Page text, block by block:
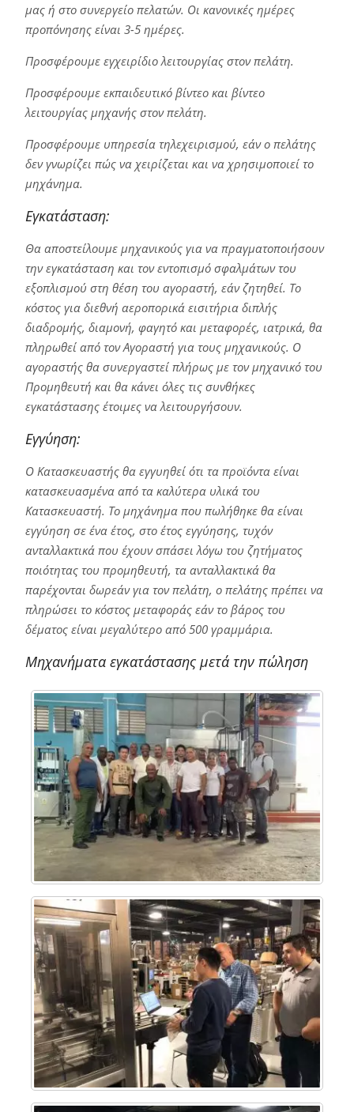
μας ή στο συνεργείο πελατών. Οι κανονικές ημέρες
προπόνησης είναι 3-5 ημέρες.
Προσφέρουμε εγχειρίδιο λειτουργίας στον πελάτη.
Προσφέρουμε εκπαιδευτικό βίντεο και βίντεο
λειτουργίας μηχανής στον πελάτη.
Προσφέρουμε υπηρεσία τηλεχειρισμού, εάν ο πελάτης
δεν γνωρίζει πώς να χειρίζεται και να χρησιμοποιεί το
μηχάνημα.
Εγκατάσταση:
Θα αποστείλουμε μηχανικούς για να πραγματοποιήσουν
την εγκατάσταση και τον εντοπισμό σφαλμάτων του
εξοπλισμού στη θέση του αγοραστή, εάν ζητηθεί. Το
κόστος για διεθνή αεροπορικά εισιτήρια διπλής
διαδρομής, διαμονή, φαγητό και μεταφορές, ιατρικά, θα
πληρωθεί από τον Αγοραστή για τους μηχανικούς. Ο
αγοραστής θα συνεργαστεί πλήρως με τον μηχανικό του
Προμηθευτή και θα κάνει όλες τις συνθήκες
εγκατάστασης έτοιμες να λειτουργήσουν.
Εγγύηση:
Ο Κατασκευαστής θα εγγυηθεί ότι τα προϊόντα είναι
κατασκευασμένα από τα καλύτερα υλικά του
Κατασκευαστή. Το μηχάνημα που πωλήθηκε θα είναι
εγγύηση σε ένα έτος, στο έτος εγγύησης, τυχόν
ανταλλακτικά που έχουν σπάσει λόγω του ζητήματος
ποιότητας του προμηθευτή, τα ανταλλακτικά θα
παρέχονται δωρεάν για τον πελάτη, ο πελάτης πρέπει να
πληρώσει το κόστος μεταφοράς εάν το βάρος του
δέματος είναι μεγαλύτερο από 500 γραμμάρια.
Μηχανήματα εγκατάστασης μετά την πώληση